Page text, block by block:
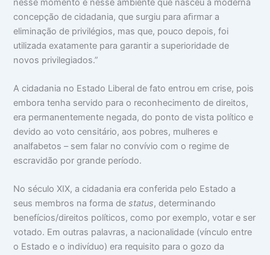
concepção de cidadania, que surgiu para aﬁrmar a
eliminação de privilégios, mas que, pouco depois, foi
utilizada exatamente para garantir a superioridade de
novos privilegiados.”
A cidadania no Estado Liberal de fato entrou em crise, pois
embora tenha servido para o reconhecimento de direitos,
era permanentemente negada, do ponto de vista político e
devido ao voto censitário, aos pobres, mulheres e
analfabetos – sem falar no convívio com o regime de
escravidão por grande período.
No século XIX, a cidadania era conferida pelo Estado a
seus membros na forma destatus, determinando
benefícios/direitos políticos, como por exemplo, votar e ser
votado. Em outras palavras, a nacionalidade (vínculo entre
o Estado e o indivíduo) era requisito para o gozo da